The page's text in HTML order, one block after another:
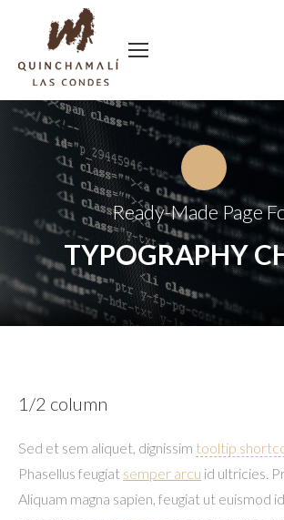
Ready-Made Page
TYPOGRAPHY
1/2 column
Sed et sem aliquet, dignissim tooltip
Phasellus feugiat semper arcu id ultricies.
Aliquam magna sapien, feugiat ut euismod